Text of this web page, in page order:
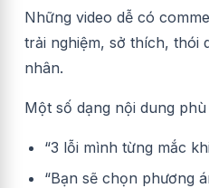
Những video dễ có
trải nghiệm, sở thích, thói
nhân.
Một số dạng nội dung
“3 lỗi mình từng mắc
“Bạn sẽ chọn phương